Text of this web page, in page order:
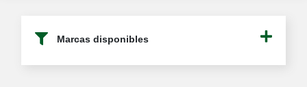
Marcas disponibles